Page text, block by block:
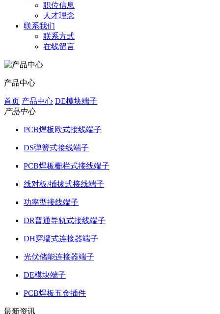
职位信息
人才理念
联系我们
联系方式
在线留言
产品中心
首页 产品中心 DE模块端子
产品中心
PCB焊板欧式接线端子
DS弹簧式接线端子
PCB焊板栅栏式接线端子
线对板/插拔式接线端子
功率型接线端子
DR普通导轨式接线端子
DH穿墙式连接器端子
光伏储能连接器端子
DE模块端子
PCB焊板五金插件
最新资讯